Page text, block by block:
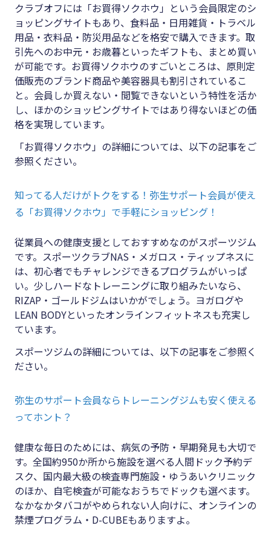
クラブオフには「お買得ソクホウ」という会員限定のシ
ョッピングサイトもあり、食料品・日用雑貨・トラベル
用品・衣料品・防災用品などを格安で購入できます。取
引先へのお中元・お歳暮といったギフトも、まとめ買い
が可能です。お買得ソクホウのすごいところは、原則定
価販売のブランド商品や美容器具も割引されているこ
と。会員しか買えない・閲覧できないという特性を活か
し、ほかのショッピングサイトではあり得ないほどの価
格を実現しています。
「お買得ソクホウ」の詳細については、以下の記事をご
参照ください。
知ってる人だけがトクをする！弥生サポート会員が使え
る「お買得ソクホウ」で手軽にショッピング！
従業員への健康支援としておすすめなのがスポーツジム
です。スポーツクラブNAS・メガロス・ティップネスに
は、初心者でもチャレンジできるプログラムがいっぱ
い。少しハードなトレーニングに取り組みたいなら、
RIZAP・ゴールドジムはいかがでしょう。ヨガログや
LEAN BODYといったオンラインフィットネスも充実し
ています。
スポーツジムの詳細については、以下の記事をご参照く
ださい。
弥生のサポート会員ならトレーニングジムも安く使える
ってホント？
健康な毎日のためには、病気の予防・早期発見も大切で
す。全国約950か所から施設を選べる人間ドック予約デ
スク、国内最大級の検査専門施設・ゆうあいクリニック
のほか、自宅検査が可能なおうちでドックも選べます。
なかなかタバコがやめられない人向けに、オンラインの
禁煙プログラム・D-CUBEもありますよ。